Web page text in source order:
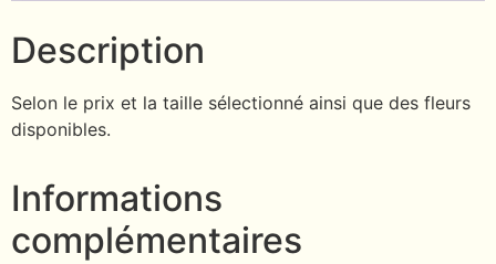
Description
Selon le prix et la taille sélectionné ainsi que des fleurs
disponibles.
Informations
complémentaires